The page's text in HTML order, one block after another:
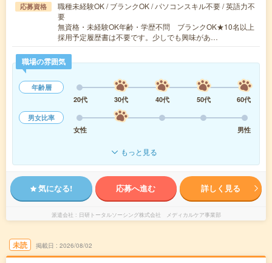
応募資格
職種未経験OK / ブランクOK / パソコンスキル不要 / 英語力不
要
無資格・未経験OK年齢・学歴不問 ブランクOK★10名以上
採用予定履歴書は不要です。少しでも興味があ…
職場の雰囲気
年齢層
20代
30代 40代 50代
60代
男女比率
女性
男性
もっと見る
気になる! 応募へ進む 詳しく見る
派遣会社 日研トータルソーシング株式会社 メディカルケア事業部
未読 掲載日 2026/08/02